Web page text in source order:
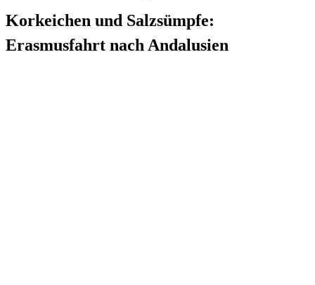
Korkeichen und Salzsümpfe:
Erasmusfahrt nach Andalusien